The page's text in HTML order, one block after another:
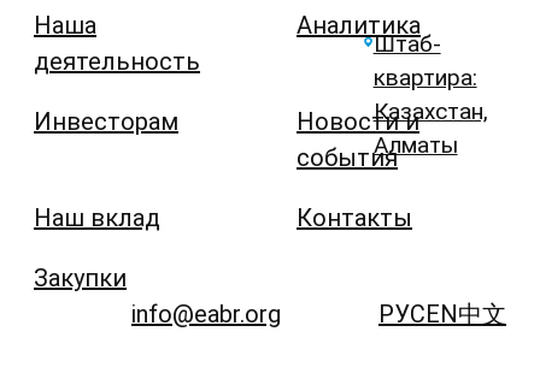
Наша
деятельность
Инвесторам
Наш вклад
Закупки
Аналитика
Новости и
события
Контакты
Штаб-
квартира:
Казахстан,
Алматы
info@eabr.org РУСEN中文